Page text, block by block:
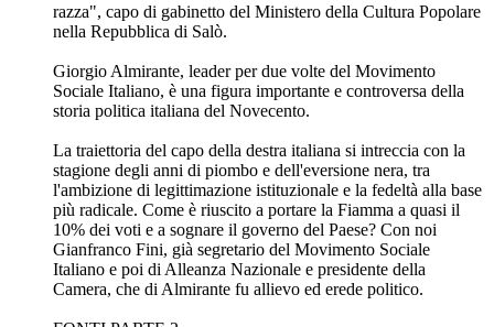
razza", capo di gabinetto del Ministero della Cultura Popolare
nella Repubblica di Salò.
Giorgio Almirante, leader per due volte del Movimento
Sociale Italiano, è una figura importante e controversa della
storia politica italiana del Novecento.
La traiettoria del capo della destra italiana si intreccia con la
stagione degli anni di piombo e dell'eversione nera, tra
l'ambizione di legittimazione istituzionale e la fedeltà alla base
più radicale. Come è riuscito a portare la Fiamma a quasi il
10% dei voti e a sognare il governo del Paese? Con noi
Gianfranco Fini, già segretario del Movimento Sociale
Italiano e poi di Alleanza Nazionale e presidente della
Camera, che di Almirante fu allievo ed erede politico.